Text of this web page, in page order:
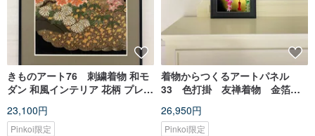
きものアート76 刺繍着物 和モ
ダン 和風インテリア 花柄 プレゼ
縁起物
23,100円
Pinkoi限定
着物からつくるアートパネル
33 色打掛 友禅着物 金箔
インテリア 縁起物
26,950円
Pinkoi限定